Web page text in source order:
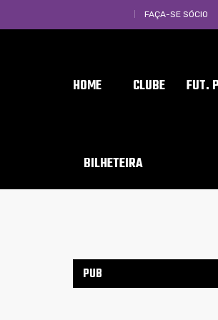
FAÇA-SE SÓCIO
HOME CLUBE FUT.
BILHETEIRA
PUB